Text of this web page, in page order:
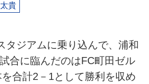
貴
タジアムに乗り込んで、浦和
合に臨んだのはFC町田ゼル
合計2－1として勝利を収め